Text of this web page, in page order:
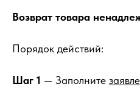
Возврат товара
Порядок действий:
Шаг 1 — Заполните